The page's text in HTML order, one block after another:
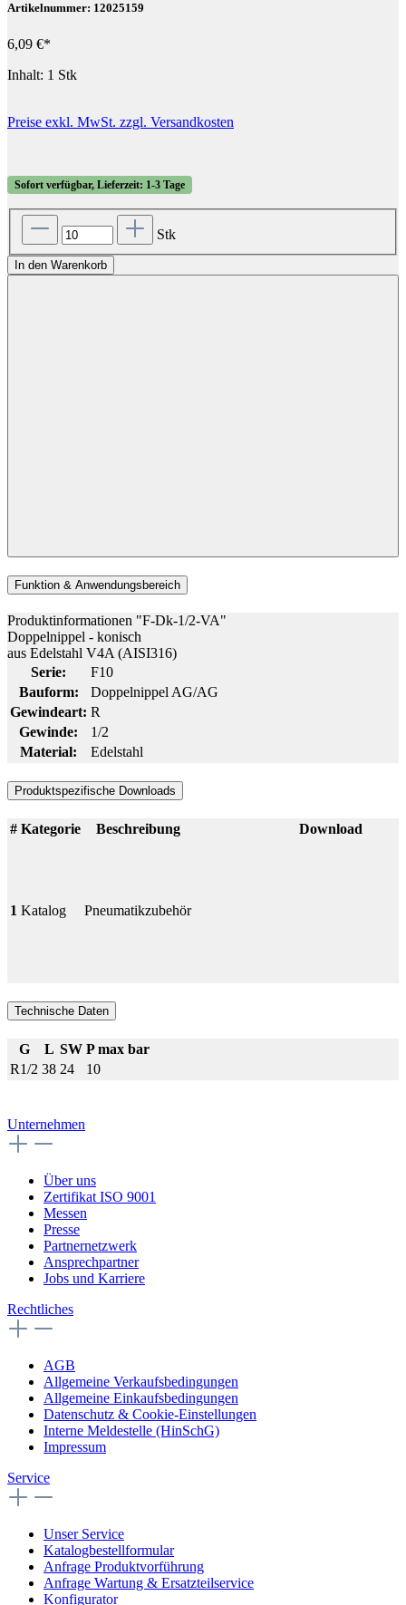
Artikelnummer: 12025159
6,09 €*
Inhalt: 1 Stk
Preise exkl. MwSt. zzgl. Versandkosten
Sofort verfügbar, Lieferzeit: 1-3 Tage
Stk
In den Warenkorb
Funktion & Anwendungsbereich
Produktinformationen "F-Dk-1/2-VA"
Doppelnippel - konisch
aus Edelstahl V4A (AISI316)
Serie:
F10
Bauform:
Doppelnippel AG/AG
Gewindeart: R
Gewinde:
1/2
Material:
Edelstahl
Produktspezifische Downloads
# Kategorie Beschreibung Download
1 Katalog Pneumatikzubehör
Technische Daten
G L SW P max bar
R1/2 38 24 10
Unternehmen
Über uns
Zertifikat ISO 9001
Messen
Presse
Partnernetzwerk
Ansprechpartner
Jobs und Karriere
Rechtliches
AGB
Allgemeine Verkaufsbedingungen
Allgemeine Einkaufsbedingungen
Datenschutz & Cookie-Einstellungen
Interne Meldestelle (HinSchG)
Impressum
Service
Unser Service
Katalogbestellformular
Anfrage Produktvorführung
Anfrage Wartung & Ersatzteilservice
Konfigurator